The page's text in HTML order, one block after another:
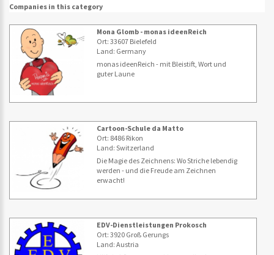
Companies in this category
Mona Glomb - monas ideenReich
Ort: 33607 Bielefeld
Land: Germany
monas ideenReich - mit Bleistift, Wort und
guter Laune
Cartoon-Schule da Matto
Ort: 8486 Rikon
Land: Switzerland
Die Magie des Zeichnens: Wo Striche lebendig
werden - und die Freude am Zeichnen
erwacht!
EDV-Dienstleistungen Prokosch
Ort: 3920 Groß Gerungs
Land: Austria